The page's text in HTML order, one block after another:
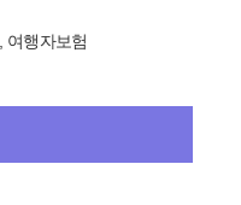
여행자보험